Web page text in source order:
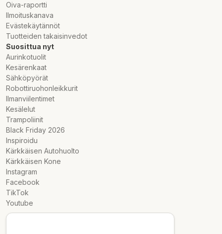
Oiva-raportti
Ilmoituskanava
Evästekäytännöt
Tuotteiden takaisinvedot
Suosittua nyt
Aurinkotuolit
Kesärenkaat
Sähköpyörät
Robottiruohonleikkurit
Ilmanviilentimet
Kesälelut
Trampoliinit
Black Friday 2026
Inspiroidu
Kärkkäisen Autohuolto
Kärkkäisen Kone
Instagram
Facebook
TikTok
Youtube